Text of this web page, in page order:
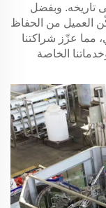
تاريخه. وبفضل
العميل من الحفاظ
مما عزّز شراكتنا
الخاصة